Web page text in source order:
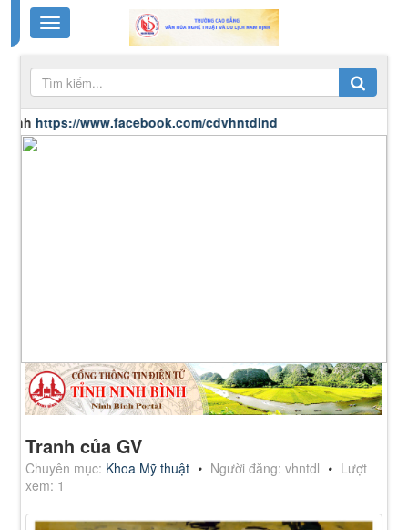
cdvhntdlnd
Tranh của GV
Chuyên mục: Khoa Mỹ thuật Người đăng: vhntdl
Lượt
xem: 1